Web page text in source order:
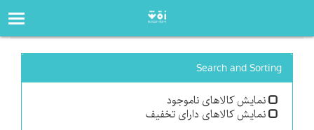
Search and Sorting
نمایش کالاهای ناموجود
نمایش کالاهای دارای تخفیف